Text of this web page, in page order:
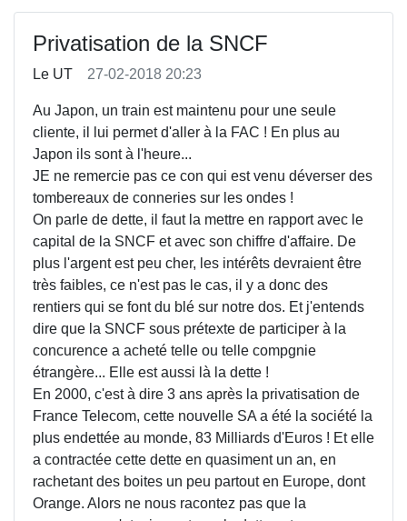
Privatisation de la SNCF
Le UT 27-02-2018 20:23
Au Japon, un train est maintenu pour une seule
cliente, il lui permet d'aller à la FAC ! En plus au
Japon ils sont à l'heure...
JE ne remercie pas ce con qui est venu déverser des
tombereaux de conneries sur les ondes !
On parle de dette, il faut la mettre en rapport avec le
capital de la SNCF et avec son chiffre d'affaire. De
plus l'argent est peu cher, les intérêts devraient être
très faibles, ce n'est pas le cas, il y a donc des
rentiers qui se font du blé sur notre dos. Et j'entends
dire que la SNCF sous prétexte de participer à la
concurence a acheté telle ou telle compgnie
étrangère... Elle est aussi là la dette !
En 2000, c'est à dire 3 ans après la privatisation de
France Telecom, cette nouvelle SA a été la société la
plus endettée au monde, 83 Milliards d'Euros ! Et elle
a contractée cette dette en quasiment un an, en
rachetant des boites un peu partout en Europe, dont
Orange. Alors ne nous racontez pas que la